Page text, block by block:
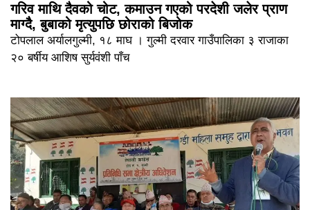
गरिव माथि दैवको चोट, कमाउन गएको परदेशी जलेर प्राण
माग्दैै, बुबाको मृत्युपछि छोराको बिजोक
टोपलाल अर्यालगुल्मी, १८ माघ । गुल्मी दरवार गाउँपालिका ३ राजाका
२० बर्षीय आशिष सुर्यवंशी पाँच